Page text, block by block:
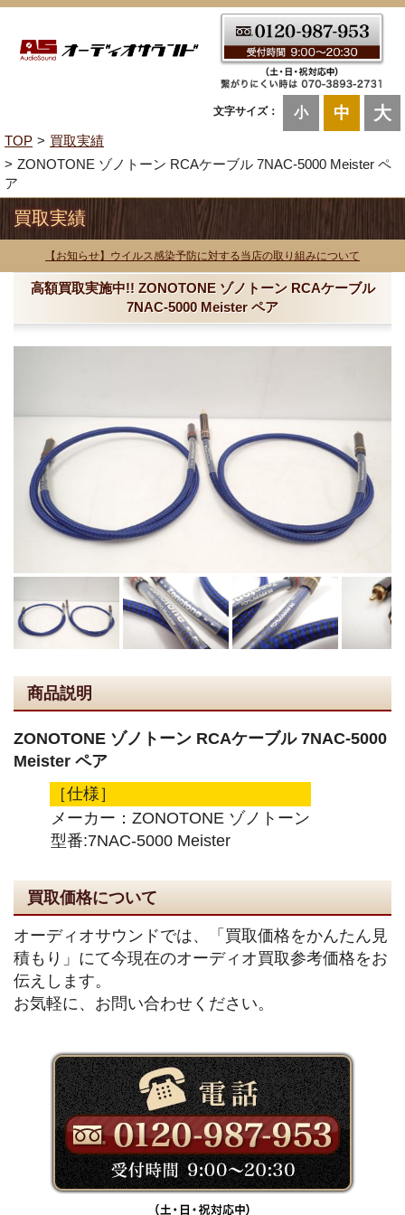
文字サイズ： 小 中 大
TOP
買取実績
ZONOTONE ゾノトーン RCAケーブル 7NAC-5000 Meister ペ
ア
買取実績
【お知らせ】ウイルス感染予防に対する当店の取り組みについて
高額買取実施中!! ZONOTONE ゾノトーン RCAケーブル
7NAC-5000 Meister ペア
商品説明
ZONOTONE ゾノトーン RCAケーブル 7NAC-5000
Meister ペア
［仕様］
メーカー：ZONOTONE ゾノトーン
型番:7NAC-5000 Meister
買取価格について
オーディオサウンドでは、「買取価格をかんたん見
積もり」にて今現在のオーディオ買取参考価格をお
伝えします。
お気軽に、お問い合わせください。